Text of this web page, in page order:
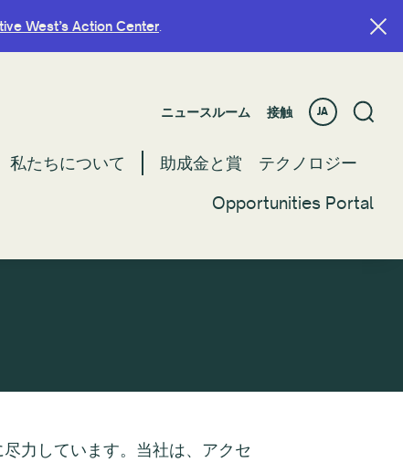
West’s Action Center.
ニュースルーム 接触 JA
私たちについて 助成金と賞
テクノロジー
Opportunities Portal
West’s Action Center.
ニュースルーム 接触 JA
私たちについて 助成金と賞
テクノロジー
Opportunities Portal
力しています。当社は、アクセ